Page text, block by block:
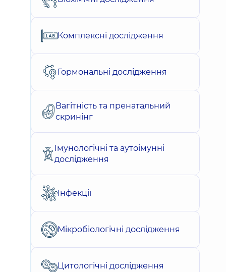
Комплексні дослідження
Гормональні дослідження
Вагітність та пренатальний
скринінг
Імунологічні та аутоімунні
дослідження
Інфекції
Мікробіологічні дослідження
Цитологічні дослідження